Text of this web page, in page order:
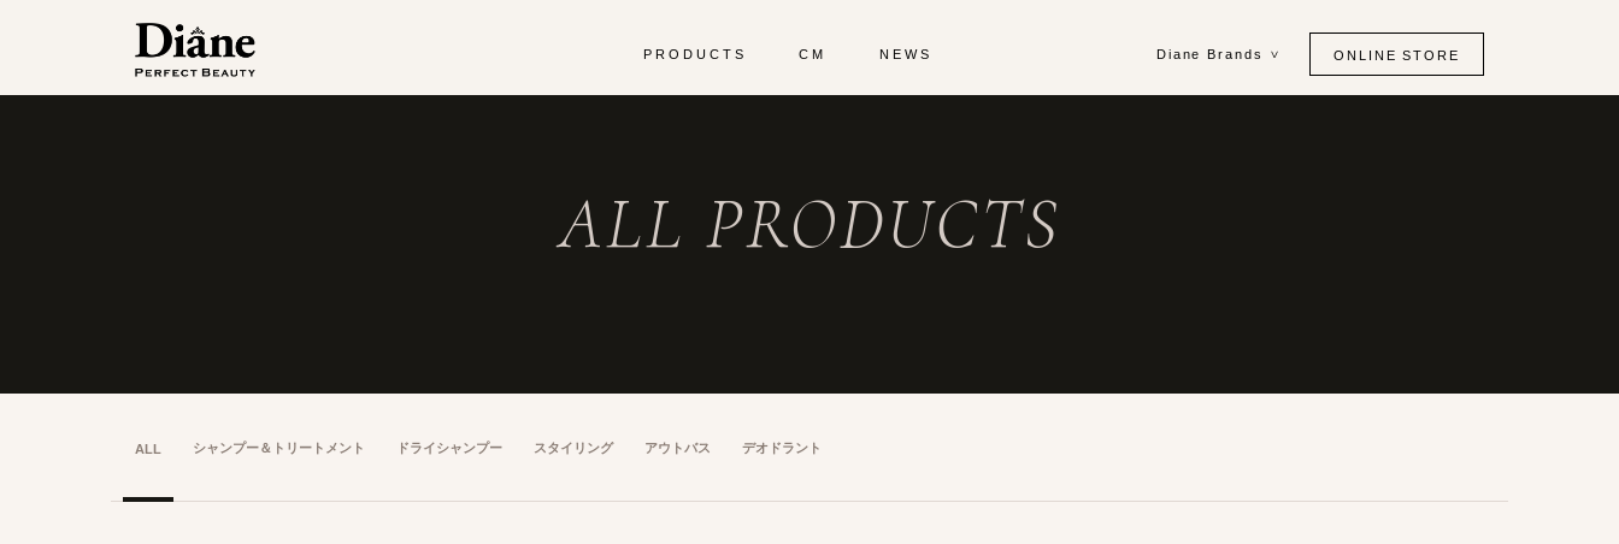
PRODUCTS CM NEWS Diane Brands ONLINE STORE
ALL PRODUCTS
ALL シャンプー＆ トリートメント ドライシャンプー スタイリング アウトバス デオドラント